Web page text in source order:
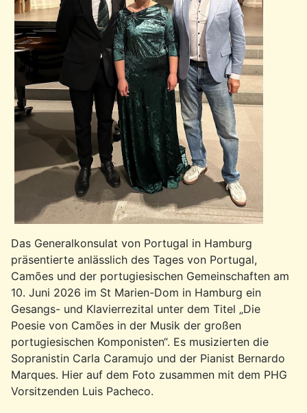
Das Generalkonsulat von Portugal in Hamburg
präsentierte anlässlich des Tages von Portugal,
Camões und der portugiesischen Gemeinschaften am
10. Juni 2026 im St Marien-Dom in Hamburg ein
Gesangs- und Klavierrezital unter dem Titel „Die
Poesie von Camões in der Musik der großen
portugiesischen Komponisten“. Es musizierten die
Sopranistin Carla Caramujo und der Pianist Bernardo
Marques. Hier auf dem Foto zusammen mit dem PHG
Vorsitzenden Luis Pacheco.